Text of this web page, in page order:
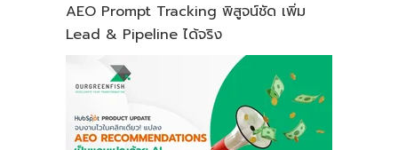
AEO Prompt Tracking พิสูจน์ชัด เพิ่ม
Lead & Pipeline ได้จริง